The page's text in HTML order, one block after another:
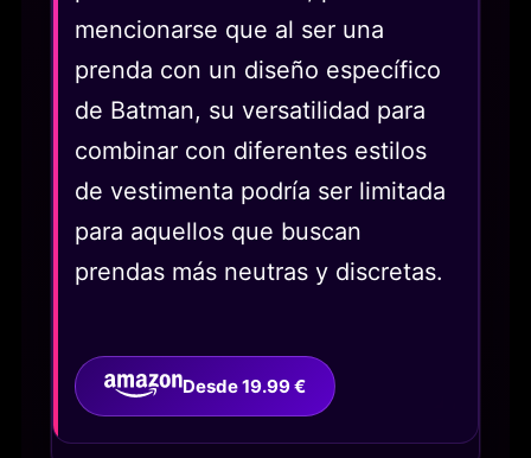
mencionarse que al ser una
prenda con un diseño específico
de Batman, su versatilidad para
combinar con diferentes estilos
de vestimenta podría ser limitada
para aquellos que buscan
prendas más neutras y discretas.
Desde 19.99 €